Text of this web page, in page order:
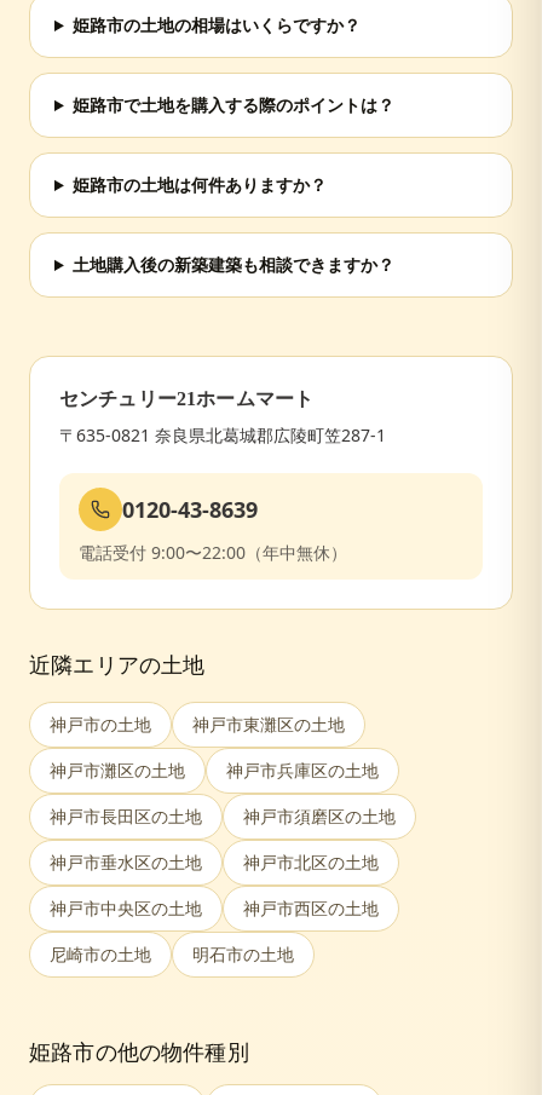
姫路市の土地の相場はいくらですか？
姫路市で土地を購入する際のポイントは？
姫路市の土地は何件ありますか？
土地購入後の新築建築も相談できますか？
センチュリー21ホームマート
〒635-0821 奈良県北葛城郡広陵町笠287-1
0120-43-8639
電話受付 9:00〜22:00（年中無休）
近隣エリアの土地
神戸市の土地 神戸市東灘区の土地
神戸市灘区の土地 神戸市兵庫区の土地
神戸市長田区の土地 神戸市須磨区の土地
神戸市垂水区の土地 神戸市北区の土地
神戸市中央区の土地 神戸市西区の土地
尼崎市の土地 明石市の土地
姫路市の他の物件種別